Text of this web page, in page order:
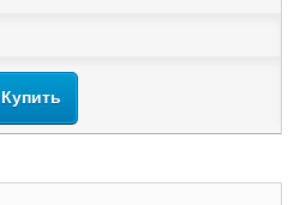
Купить